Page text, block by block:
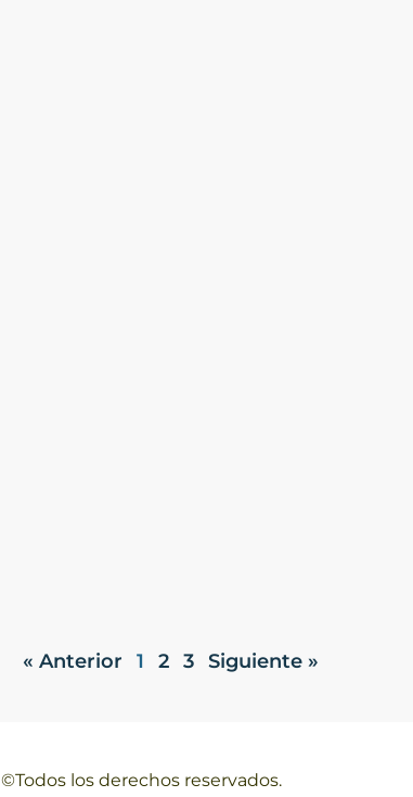
« Anterior 1 2 3 Siguiente »
©Todos los derechos reservados.